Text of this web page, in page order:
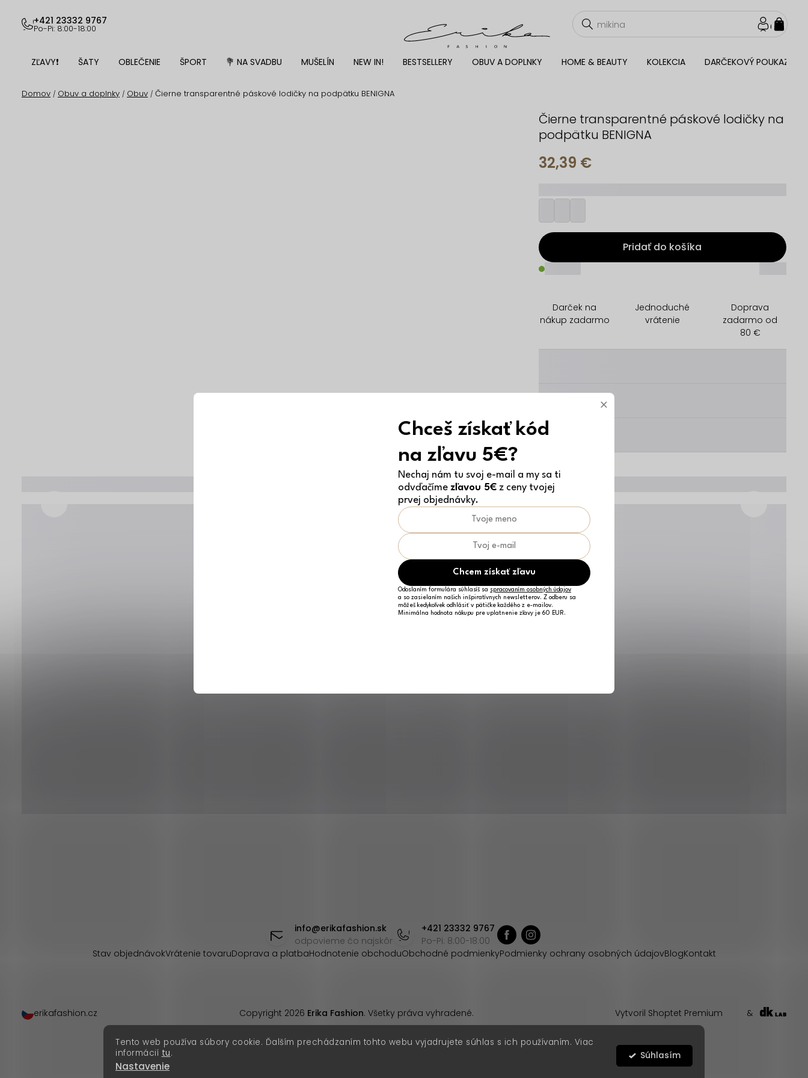
Tento web používa súbory cookie. Ďalším prechádzaním tohto webu vyjadrujete súhlas s ich používaním. Viac
informácií tu.
Nastavenie
Súhlasím
obsah
+421 23332 9767
Po-Pi: 8:00-18:00
ZĽAVY❗ ŠATY OBLEČENIE ŠPORT 💐 NA SVADBU MUŠELÍN NEW IN! BESTSELLERY OBUV A DOPLNKY HOME & BEAUTY KOLEKCIA DARČEKOVÝ POUKAZ
Domov / Obuv a doplnky / Obuv / Čierne transparentné páskové lodičky na podpätku BENIGNA
Čierne transparentné páskové lodičky na
podpätku BENIGNA
32,39 €
Pridať do košíka
_____
Darček na
nákup zadarmo
Jednoduché
vrátenie
Doprava
zadarmo od
80 €
________
________
info@erikafashion.sk
odpovieme čo najskôr
+421 23332 9767
Po-Pi: 8:00-18:00
Stav objednávokVrátenie tovaruDoprava a platbaHodnotenie obchoduObchodné podmienkyPodmienky ochrany osobných údajovBlogKontakt
Vytvoril Shoptet Premium &
Copyright 2026 Erika Fashion. Všetky práva vyhradené.
erikafashion.cz
×
Chceš získať kód
na zľavu 5€?
Nechaj nám tu svoj e-mail a my sa ti
odvďačíme zľavou 5€ z ceny tvojej
prvej objednávky.
Chcem získať zľavu
Odoslaním formulára súhlasíš sa spracovaním osobných údajov
a so zasielaním našich inšpiratívnych newsletterov. Z odberu sa
môžeš kedykoľvek odhlásiť v pätičke každého z e-mailov.
Minimálna hodnota nákupu pre uplatnenie zľavy je 60 EUR.